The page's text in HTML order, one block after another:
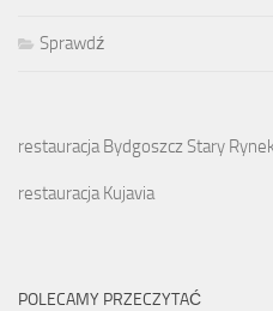
Sprawdź
restauracja Bydgoszcz Stary
restauracja Kujavia
POLECAMY PRZECZYTAĆ